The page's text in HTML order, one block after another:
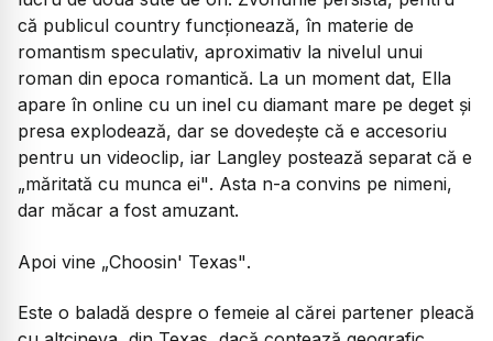
că publicul country funcționează, în materie de
romantism speculativ, aproximativ la nivelul unui
roman din epoca romantică. La un moment dat, Ella
apare în online cu un inel cu diamant mare pe deget și
presa explodează, dar se dovedește că e accesoriu
pentru un videoclip, iar Langley postează separat că e
„măritată cu munca ei". Asta n-a convins pe nimeni,
dar măcar a fost amuzant.
Apoi vine „Choosin' Texas".
Este o baladă despre o femeie al cărei partener pleacă